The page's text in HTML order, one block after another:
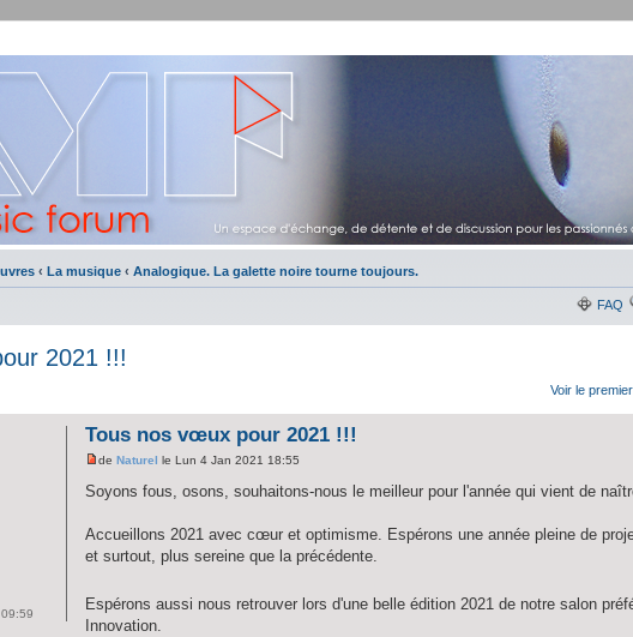
‹ La musique ‹ Analogique. La galette noire tourne toujours.
FAQ
2021 !!!
Voir le
Tous nos vœux pour 2021 !!!
deNaturel le Lun 4 Jan 2021 18:55
Soyons fous, osons, souhaitons-nous le meilleur pour l'année qui vient de
Accueillons 2021 avec cœur et optimisme. Espérons une année pleine de
et surtout, plus sereine que la précédente.
Espérons aussi nous retrouver lors d'une belle édition 2021 de notre salon
Innovation.